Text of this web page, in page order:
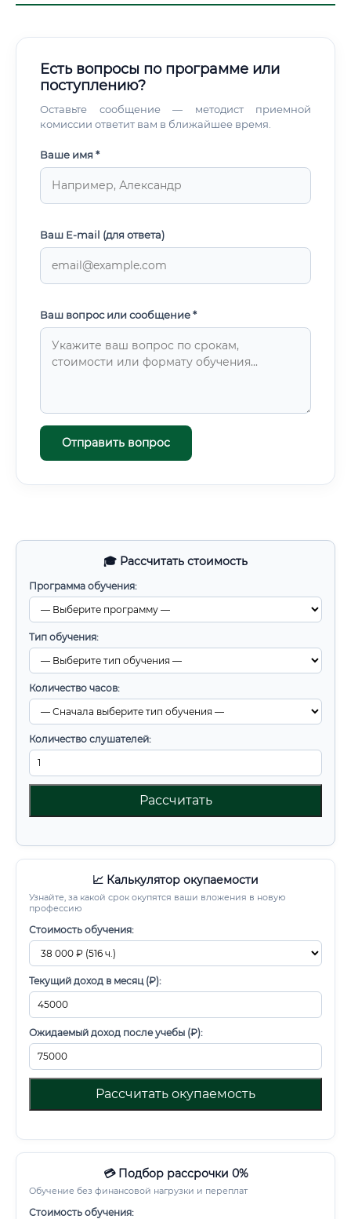
🎓 Рассчитать стоимость
Программа обучения:
Тип обучения:
Количество часов:
Количество слушателей:
Рассчитать
📈 Калькулятор окупаемости
Узнайте, за какой срок окупятся ваши вложения в новую
профессию
Стоимость обучения:
Текущий доход в месяц (₽):
Ожидаемый доход после учебы (₽):
Рассчитать окупаемость
💳 Подбор рассрочки 0%
Обучение без финансовой нагрузки и переплат
Стоимость обучения:
Есть вопросы по программе или
поступлению?
Оставьте сообщение — методист приемной
комиссии ответит вам в ближайшее время.
Ваше имя *
Ваш E-mail (для ответа)
Ваш вопрос или сообщение *
Отправить вопрос